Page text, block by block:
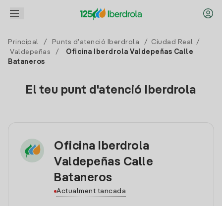
Principal / Punts d'atenció Iberdrola / Ciudad Real /
Valdepeñas
/
Oficina Iberdrola Valdepeñas Calle
Bataneros
El teu punt d'atenció Iberdrola
Oficina Iberdrola
Valdepeñas Calle
Bataneros
Actualment tancada